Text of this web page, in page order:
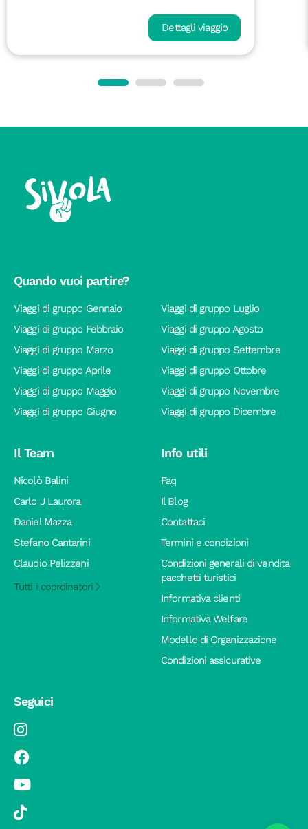
Dettagli viaggio
Quando vuoi partire?
Viaggi di gruppo Gennaio
Viaggi di gruppo Febbraio
Viaggi di gruppo Marzo
Viaggi di gruppo Aprile
Viaggi di gruppo Maggio
Viaggi di gruppo Giugno
Viaggi di gruppo Luglio
Viaggi di gruppo Agosto
Viaggi di gruppo Settembre
Viaggi di gruppo Ottobre
Viaggi di gruppo Novembre
Viaggi di gruppo Dicembre
Il Team
Nicolò Balini
Carlo J Laurora
Daniel Mazza
Stefano Cantarini
Claudio Pelizzeni
Tutti i coordinatori
Info utili
Faq
Il Blog
Contattaci
Termini e condizioni
Condizioni generali di vendita
pacchetti turistici
Informativa clienti
Informativa Welfare
Modello di Organizzazione
Condizioni assicurative
Seguici